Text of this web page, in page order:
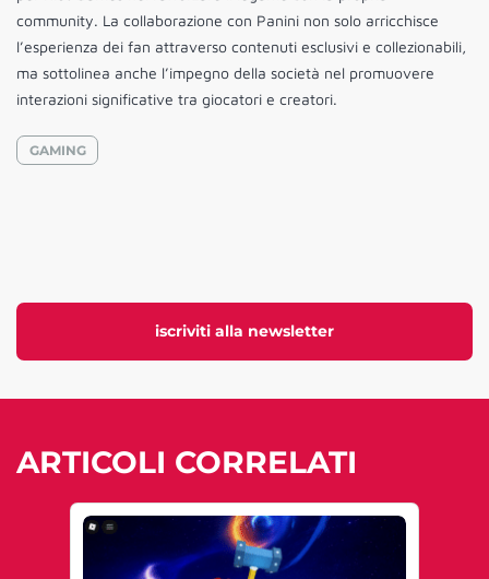
iscriviti alla newsletter
community. La collaborazione con Panini non solo arricchisce
l’esperienza dei fan attraverso contenuti esclusivi e collezionabili,
ma sottolinea anche l’impegno della società nel promuovere
interazioni significative tra giocatori e creatori.
GAMING
ARTICOLI CORRELATI